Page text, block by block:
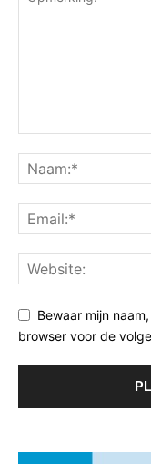
Bewaar mijn
browser voor de